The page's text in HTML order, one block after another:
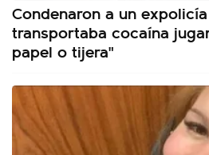
Condenaron a un
transportaba cocaína
papel o tijera"